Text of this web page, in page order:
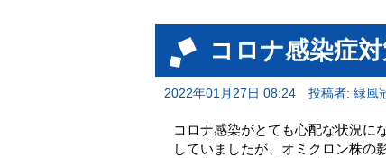
コロナ感染症
2022年01月27日 08:24 投稿者: 緑風
コロナ感染がとても心配な状況に
していましたが、オミクロン株の